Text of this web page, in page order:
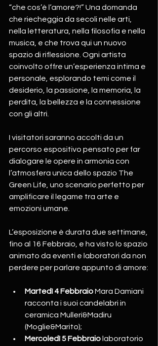
“che cos’è l’amore?!” Una domanda
che riecheggia da secoli nelle arti,
nella letteratura, nella filosofia e nella
musica, e che trova qui un nuovo
spazio di riflessione. Ogni artista
coinvolto offre un’esperienza intima e
personale, esplorando temi come il
desiderio, la passione, la memoria, la
perdita, la bellezza e la connessione
con gli altri.
I visitatori saranno accolti da un
percorso espositivo pensato per far
dialogare le opere in armonia con
l’atmosfera unica dello spazio The
Green Life, uno scenario perfetto per
amplificare il legame tra arte e
emozioni umane.
L’esposizione è durata due settimane,
fino al 16 Febbraio, e ha visto lo spazio
animato da eventi e laboratori da non
perdere per parlare appunto di amore:
Martedì 4 Febbraio Mara Damiani
racconta i suoi candelabri in
ceramica Mulleri&Madiru
(Moglie&Marito);
Mercoledì 5 Febbraio laboratorio